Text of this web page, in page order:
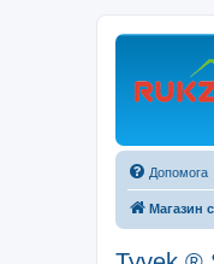
Допомога
Магазин